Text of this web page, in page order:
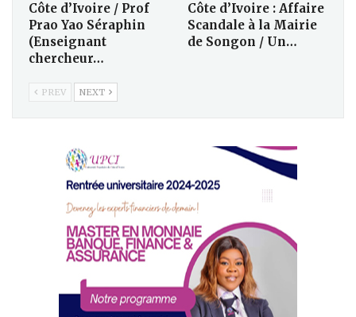
Côte d’Ivoire / Prof
Prao Yao Séraphin
(Enseignant
chercheur…
Côte d’Ivoire : Affaire
Scandale à la Mairie
de Songon / Un…
PREV NEXT